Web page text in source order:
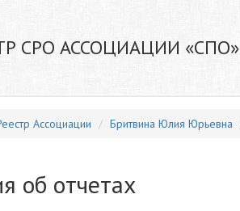
СРО АССОЦИАЦИИ «СПО»
Ассоциации Бритвина Юлия Юрьевна
об отчетах